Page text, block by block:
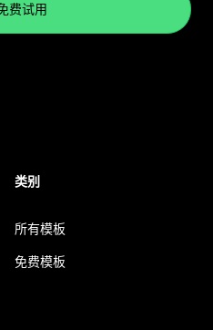
费试用
类别
所有模板
免费模板